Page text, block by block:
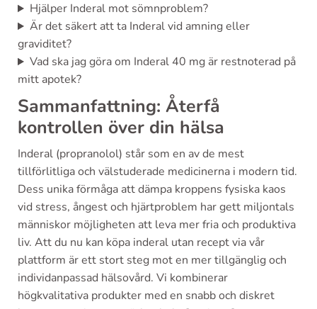
Hjälper Inderal mot sömnproblem?
Är det säkert att ta Inderal vid amning eller
graviditet?
Vad ska jag göra om Inderal 40 mg är restnoterad på
mitt apotek?
Sammanfattning: Återfå
kontrollen över din hälsa
Inderal (propranolol) står som en av de mest
tillförlitliga och välstuderade medicinerna i modern tid.
Dess unika förmåga att dämpa kroppens fysiska kaos
vid stress, ångest och hjärtproblem har gett miljontals
människor möjligheten att leva mer fria och produktiva
liv. Att du nu kan köpa inderal utan recept via vår
plattform är ett stort steg mot en mer tillgänglig och
individanpassad hälsovård. Vi kombinerar
högkvalitativa produkter med en snabb och diskret